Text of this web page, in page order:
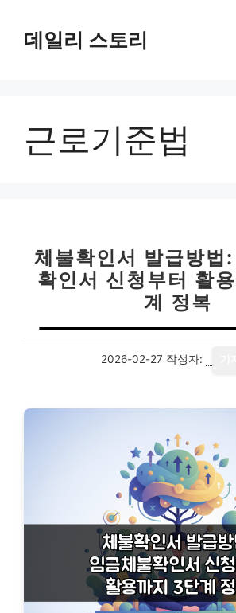
데일리 스토리
근로기준법
체불확인서 발급방법
확인서 신청부터 활
계 정복
2026-02-27 작성자: